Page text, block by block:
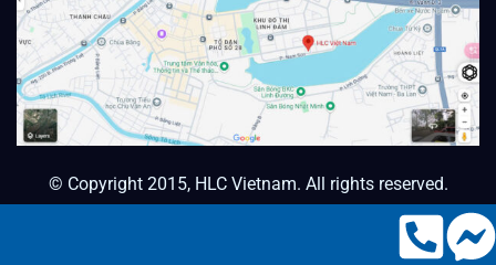
© Copyright 2015, HLC Vietnam. All rights reserved.